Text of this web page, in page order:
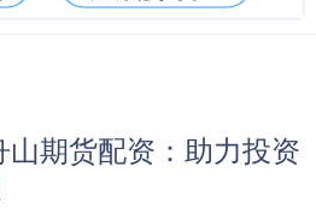
期货配资：助力投资